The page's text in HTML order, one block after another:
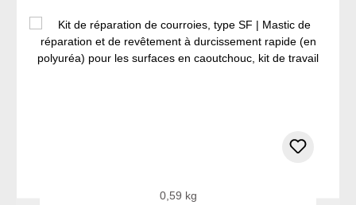
0,59 kg